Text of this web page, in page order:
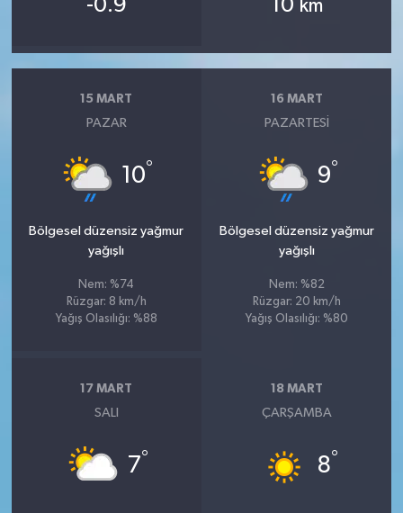
-0.9 10 km
15 MART
PAZAR
10°
Bölgesel düzensiz yağmur
yağışlı
Nem: %74
Rüzgar: 8 km/h
Yağış Olasılığı: %88
16 MART
PAZARTESI
9°
Bölgesel düzensiz yağmur
yağışlı
Nem: %82
Rüzgar: 20 km/h
Yağış Olasılığı: %80
17 MART
SALI
7°
18 MART
ÇARŞAMBA
8°